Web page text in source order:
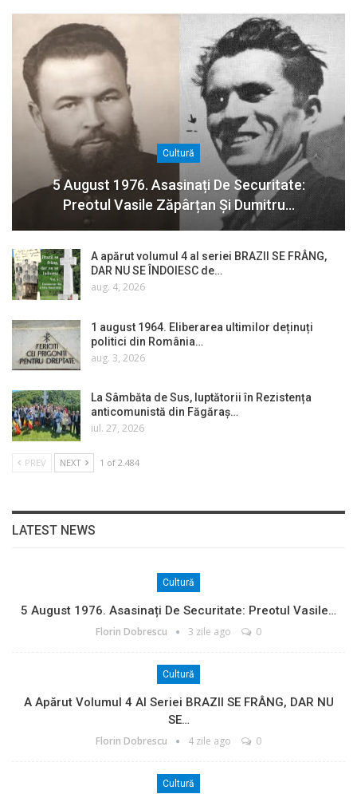
Cultură
5 August 1976. Asasinați De Securitate:
Preotul Vasile Zăpârțan Și Dumitru…
A apărut volumul 4 al seriei BRAZII SE FRÂNG,
DAR NU SE ÎNDOIESC de…
aug. 4, 2026
1 august 1964. Eliberarea ultimilor deținuți
politici din România…
aug. 3, 2026
La Sâmbăta de Sus, luptătorii în Rezistența
anticomunistă din Făgăraș…
iul. 27, 2026
PREV NEXT 1 of 2.484
LATEST NEWS
Cultură
5 August 1976. Asasinați De Securitate: Preotul Vasile…
Florin Dobrescu 3 zile ago 0
Cultură
A Apărut Volumul 4 Al Seriei BRAZII SE FRÂNG, DAR NU
SE…
Florin Dobrescu 4 zile ago 0
Cultură